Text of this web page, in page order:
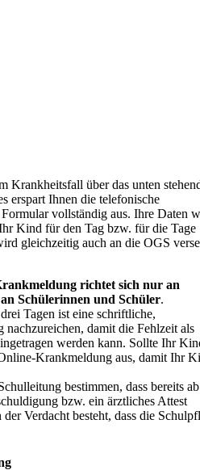
über das unten
erspart Ihnen die telefonische
vollständig aus. Ihre Daten
Kind für den Tag bzw. für die Tage
gleichzeitig auch an die OGS
richtet sich nur an
Schülerinnen und Schüler.
Tagen ist eine schriftliche,
nachzureichen, damit die Fehlzeit als
werden kann. Sollte Ihr
Krankmeldung aus, damit Ihr
bestimmen, dass bereits
bzw. ein ärztliches Attest
Verdacht besteht, dass die